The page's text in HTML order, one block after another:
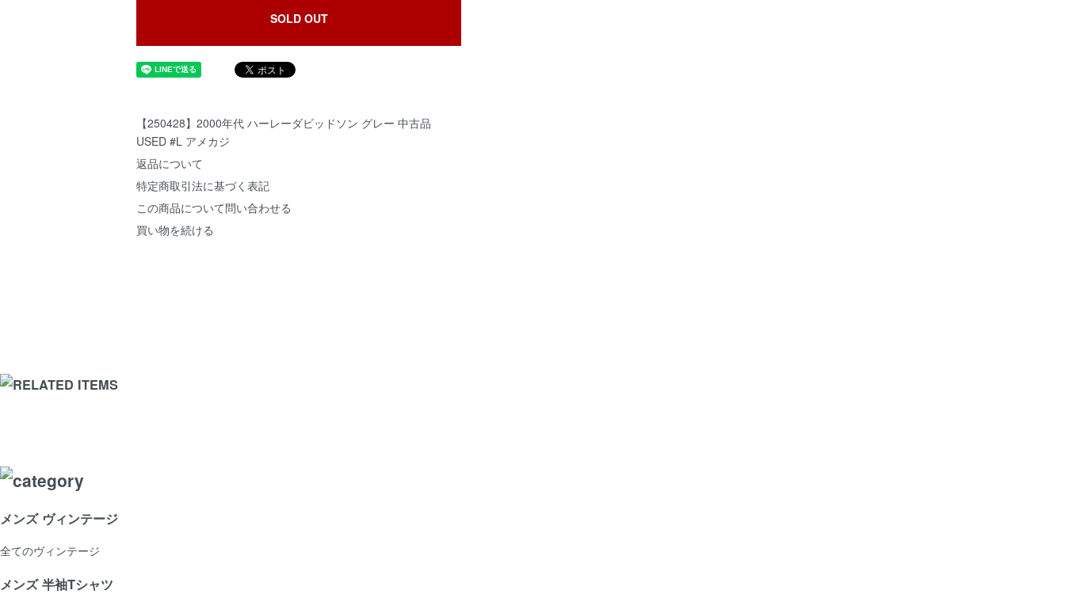
SOLD OUT
【250428】2000年代 ハーレーダビッドソン グレー 中古品
USED #L アメカジ
返品について
特定商取引法に基づく表記
この商品について問い合わせる
買い物を続ける
メンズ ヴィンテージ
全てのヴィンテージ
メンズ 半袖Tシャツ